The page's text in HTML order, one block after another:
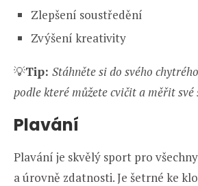
Zlepšení soustředění
Zvýšení kreativity
💡Tip: Stáhněte si do svého
podle které můžete cvičit a měřit
Plavání
Plavání je skvělý sport pro
a úrovně zdatnosti. Je šetrné ke